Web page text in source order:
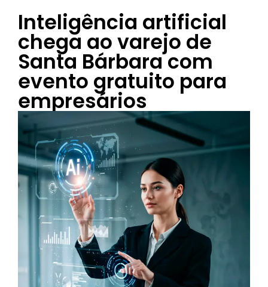
Inteligência artificial
chega ao varejo de
Santa Bárbara com
evento gratuito para
empresários